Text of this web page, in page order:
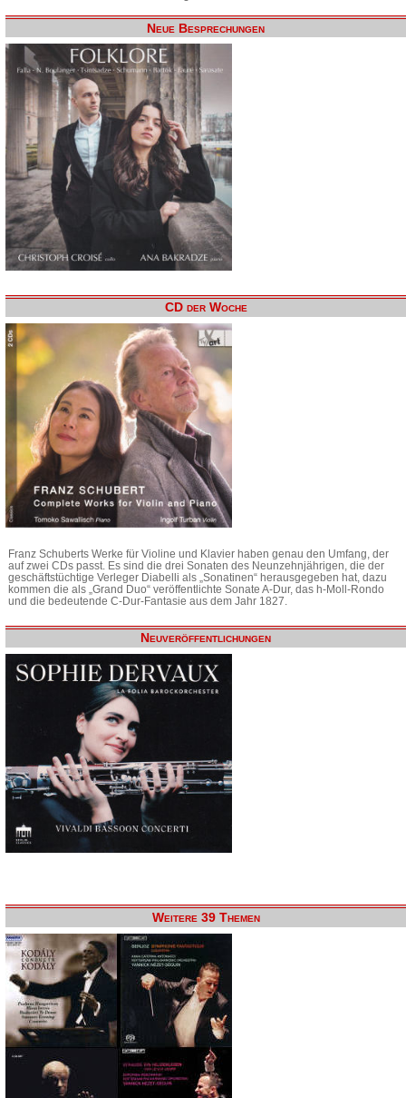
Neue Besprechungen
CD der Woche
Franz Schuberts Werke für Violine und Klavier haben genau den Umfang, der
auf zwei CDs passt. Es sind die drei Sonaten des Neunzehnjährigen, die der
geschäftstüchtige Verleger Diabelli als „Sonatinen“ herausgegeben hat, dazu
kommen die als „Grand Duo“ veröffentlichte Sonate A-Dur, das h-Moll-Rondo
und die bedeutende C-Dur-Fantasie aus dem Jahr 1827.
Neuveröffentlichungen
Weitere 39 Themen